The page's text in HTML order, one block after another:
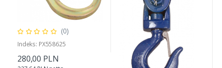
(0)
Indeks: PX558625
280,00 PLN